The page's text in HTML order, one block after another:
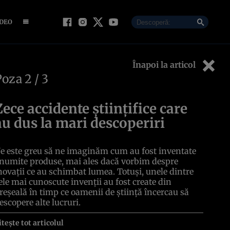
Înapoi la articol
2 / 3
accidente ştiinţifice care
dus la mari descoperiri
este greu să ne imaginăm cum au fost inventate
produse, mai ales dacă vorbim despre
ce au schimbat lumea. Totuşi, unele dintre
mai cunoscute invenţii au fost create din
în timp ce oamenii de ştiinţă încercau să
alte lucruri.
tot articolul